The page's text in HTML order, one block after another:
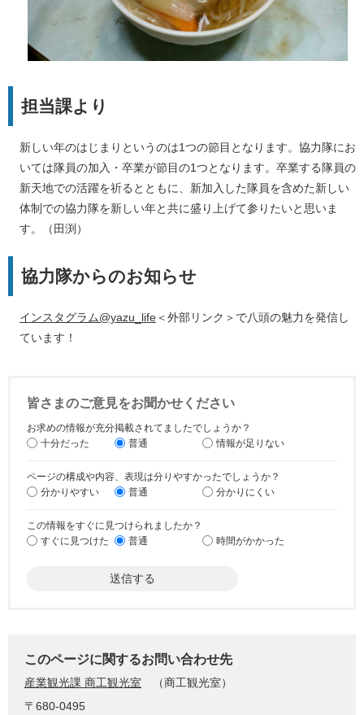
担当課より
新しい年のはじまりというのは1つの節目となります。協力隊にお
いては隊員の加入・卒業が節目の1つとなります。卒業する隊員の
新天地での活躍を祈るとともに、新加入した隊員を含めた新しい
体制での協力隊を新しい年と共に盛り上げて参りたいと思いま
す。（田渕）
協力隊からのお知らせ
インスタグラム@yazu_life＜外部リンク＞ で八頭の魅力を発信し
ています！
皆さまのご意見をお聞かせください
お求めの情報が充分掲載されてましたでしょうか？
十分だった
普通 情報が足りない
ページの構成や内容、表現は分りやすかったでしょうか？
分かりやすい
普通 分かりにくい
この情報をすぐに見つけられましたか？
すぐに見つけた
普通 時間がかかった
このページに関するお問い合わせ先
産業観光課 商工観光室
商工観光室
〒680-0495